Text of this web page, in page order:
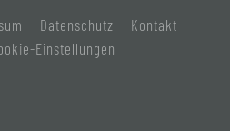
Datenschutz
Kontakt
Einstellungen